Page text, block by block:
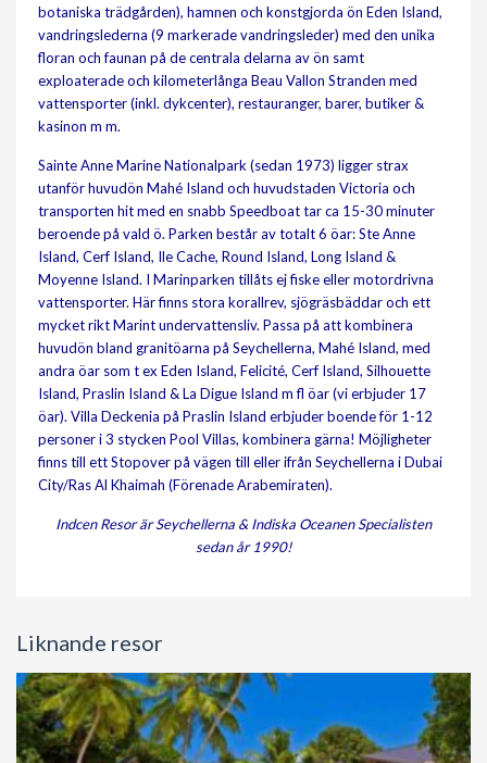
botaniska trädgården), hamnen och konstgjorda ön Eden Island,
vandringslederna (9 markerade vandringsleder) med den unika
floran och faunan på de centrala delarna av ön samt
exploaterade och kilometerlånga Beau Vallon Stranden med
vattensporter (inkl. dykcenter), restauranger, barer, butiker &
kasinon m m.
Sainte Anne Marine Nationalpark (sedan 1973) ligger strax
utanför huvudön Mahé Island och huvudstaden Victoria och
transporten hit med en snabb Speedboat tar ca 15-30 minuter
beroende på vald ö. Parken består av totalt 6 öar: Ste Anne
Island, Cerf Island, Ile Cache, Round Island, Long Island &
Moyenne Island. I Marinparken tillåts ej fiske eller motordrivna
vattensporter. Här finns stora korallrev, sjögräsbäddar och ett
mycket rikt Marint undervattensliv. Passa på att kombinera
huvudön bland granitöarna på Seychellerna, Mahé Island, med
andra öar som t ex Eden Island, Felicité, Cerf Island, Silhouette
Island, Praslin Island & La Digue Island m fl öar (vi erbjuder 17
öar). Villa Deckenia på Praslin Island erbjuder boende för 1-12
personer i 3 stycken Pool Villas, kombinera gärna! Möjligheter
finns till ett Stopover på vägen till eller ifrån Seychellerna i Dubai
City/Ras Al Khaimah (Förenade Arabemiraten).
Indcen Resor är Seychellerna & Indiska Oceanen Specialisten
sedan år 1990!
Liknande resor